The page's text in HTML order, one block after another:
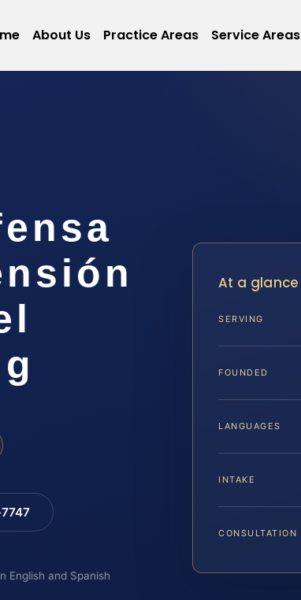
About Us Practice Areas Service Areas
English and Spanish
At a glance
SERVING
FOUNDED
LANGUAGES
INTAKE
CONSULTATION